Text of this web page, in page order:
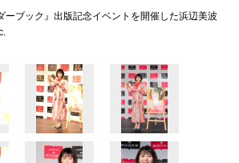
ーブック』出版記念イベントを開催した浜辺美波